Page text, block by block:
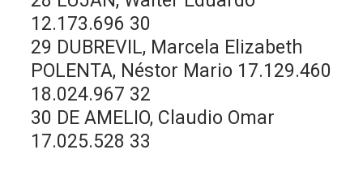
12.173.696 30
29 DUBREVIL, Marcela Elizabeth
POLENTA, Néstor Mario 17.129.460
18.024.967 32
30 DE AMELIO, Claudio Omar
17.025.528 33